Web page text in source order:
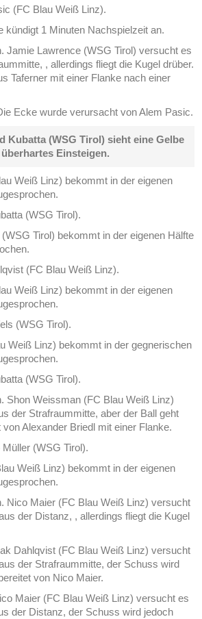
(FC Blau Weiß Linz).
kündigt 1 Minuten Nachspielzeit an.
Jamie Lawrence (WSG Tirol) versucht es
, allerdings fliegt die Kugel drüber.
Taferner mit einer Flanke nach einer
Ecke wurde verursacht von Alem Pasic.
Kubatta (WSG Tirol) sieht eine Gelbe
Einsteigen.
Weiß Linz) bekommt in der eigenen
(WSG Tirol).
Tirol) bekommt in der eigenen Hälfte
(FC Blau Weiß Linz).
Weiß Linz) bekommt in der eigenen
(WSG Tirol).
Weiß Linz) bekommt in der gegnerischen
(WSG Tirol).
Shon Weissman (FC Blau Weiß Linz)
der Strafraummitte, aber der Ball geht
Alexander Briedl mit einer Flanke.
(WSG Tirol).
Weiß Linz) bekommt in der eigenen
Nico Maier (FC Blau Weiß Linz) versucht
der Distanz, , allerdings fliegt die Kugel
Dahlqvist (FC Blau Weiß Linz) versucht
der Strafraummitte, der Schuss wird
von Nico Maier.
Maier (FC Blau Weiß Linz) versucht es
der Distanz, der Schuss wird jedoch